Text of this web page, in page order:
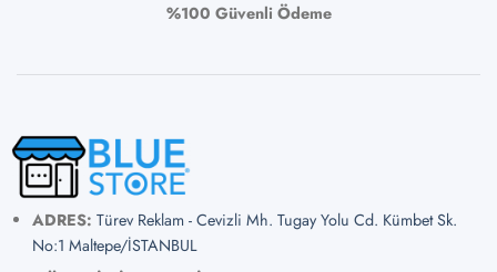
%100 Güvenli Ödeme
ADRES: Türev Reklam - Cevizli Mh. Tugay Yolu Cd. Kümbet Sk.
No:1 Maltepe/İSTANBUL